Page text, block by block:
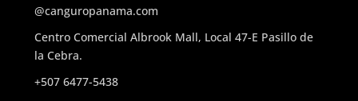
@canguropanama.com
Centro Comercial Albrook Mall, Local 47-E Pasillo de
la Cebra.
+507 6477-5438